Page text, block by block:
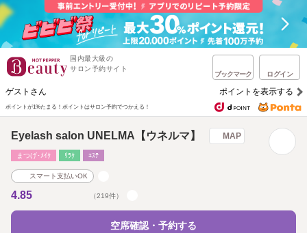
国内最大級の
サロン予約サイト
ブックマーク ログイン
ゲストさん ポイントを表示する
ポイントが1%たまる！ ポイントはサロン予約でつかえる！
Eyelash salon UNELMA【ウネルマ】 MAP
まつげ･ﾒｲｸ ﾘﾗｸ ｴｽﾃ
スマート支払いOK
4.85 （219件）
空席確認・予約する